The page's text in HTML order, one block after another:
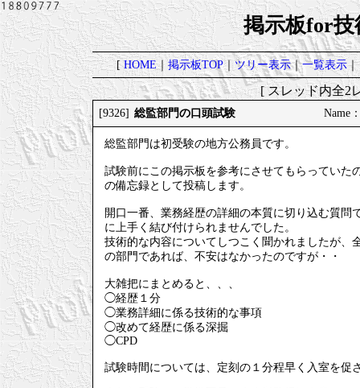
掲示板for技
[HOME｜掲示板TOP｜ツリー表示｜一覧表示｜
[ スレッド内全
[9326] 総監部門の口頭試験 Name
総監部門は初受験の地方公務員です。
試験前にこの掲示板を参考にさせてもらっていた
の備忘録として投稿します。
開口一番、業務経歴の詳細の本質に切り込む質
に上手く結び付けられませんでした。
技術的な内容についてしつこく聞かれましたが、
の部門であれば、不安はなかったのですが・・
大雑把にまとめると、、、
◯経歴１分
◯業務詳細に係る技術的な事項
◯改めて経歴に係る深掘
◯CPD
試験時間については、定刻の１分程早く入室を促